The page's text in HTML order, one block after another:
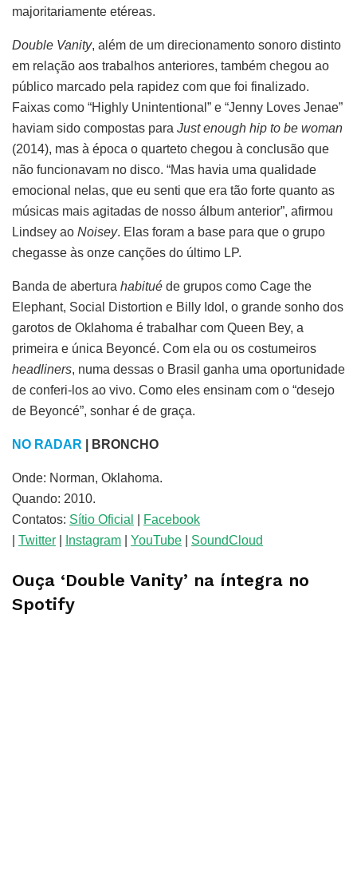
majoritariamente etéreas.
Double Vanity, além de um direcionamento sonoro distinto
em relação aos trabalhos anteriores, também chegou ao
público marcado pela rapidez com que foi finalizado.
Faixas como “Highly Unintentional” e “Jenny Loves Jenae”
haviam sido compostas para Just enough hip to be woman
(2014), mas à época o quarteto chegou à conclusão que
não funcionavam no disco. “Mas havia uma qualidade
emocional nelas, que eu senti que era tão forte quanto as
músicas mais agitadas de nosso álbum anterior”, afirmou
Lindsey ao Noisey. Elas foram a base para que o grupo
chegasse às onze canções do último LP.
Banda de abertura habitué de grupos como Cage the
Elephant, Social Distortion e Billy Idol, o grande sonho dos
garotos de Oklahoma é trabalhar com Queen Bey, a
primeira e única Beyoncé. Com ela ou os costumeiros
headliners, numa dessas o Brasil ganha uma oportunidade
de conferi-los ao vivo. Como eles ensinam com o “desejo
de Beyoncé”, sonhar é de graça.
NO RADAR | BRONCHO
Onde: Norman, Oklahoma.
Quando: 2010.
Contatos: Sítio Oficial
Facebook
Twitter Instagram YouTube SoundCloud
Ouça ‘Double Vanity’ na íntegra no
Spotify